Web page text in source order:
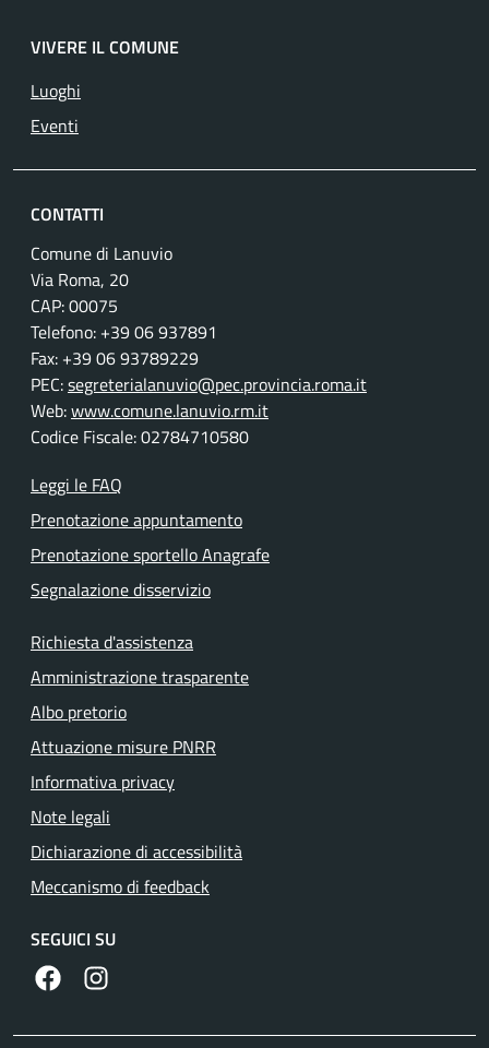
VIVERE IL COMUNE
Luoghi
Eventi
CONTATTI
Comune di Lanuvio
Via Roma, 20
CAP: 00075
Telefono: +39 06 937891
Fax: +39 06 93789229
PEC:segreterialanuvio@pec.provincia.roma.it
Web:www.comune.lanuvio.rm.it
Codice Fiscale: 02784710580
Leggi le FAQ
Prenotazione appuntamento
Prenotazione sportello Anagrafe
Segnalazione disservizio
Richiesta d'assistenza
Amministrazione trasparente
Albo pretorio
Attuazione misure PNRR
Informativa privacy
Note legali
Dichiarazione di accessibilità
Meccanismo di feedback
SEGUICI SU
https://www.facebook.com/comunedilanuvio/